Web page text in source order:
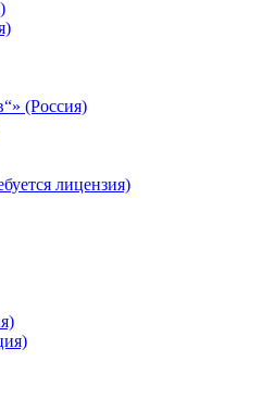
(Россия)
лицензия)